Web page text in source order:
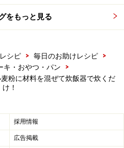
蜜、メープルシロップ、ジ
ルシロップ、ジャムなどをつ
をもっと見る
シピ > 毎日のお助けレシピ
>
キ・おやつ・パン
>
粉に材料を混ぜて炊飯器で炊くだ
け！
採用情報
広告掲載